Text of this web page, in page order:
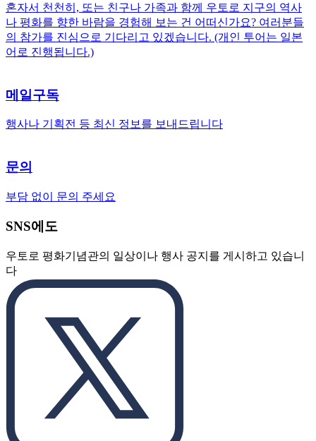
혼자서 천천히, 또는 친구나 가족과 함께 우토로 지구의 역사
나 평화를 향한 바람을 경험해 보는 건 어떠신가요? 여러분들
의 참가를 진심으로 기다리고 있겠습니다. (개인 투어는 일본
어로 진행됩니다.)
메일구독
행사나 기획전 등 최신 정보를 보내드립니다
문의
부담 없이 문의 주세요
SNS에도
우토로 평화기념관의 일상이나 행사 공지를 게시하고 있습니
다